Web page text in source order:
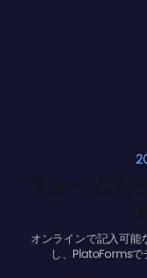
オンラインで記入可能
し、PlatoFormsで